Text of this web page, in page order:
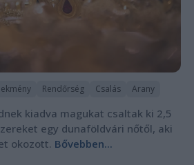
Rendőrség Csalás Arany
kiadva magukat csaltak ki 2,5
egy dunaföldvári nőtől, aki
okozott. Bővebben...